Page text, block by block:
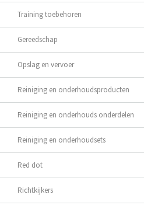
Training toebehoren
Gereedschap
Opslag en vervoer
Reiniging en onderhoudsproducten
Reiniging en onderhouds onderdelen
Reiniging en onderhoudsets
Red dot
Richtkijkers